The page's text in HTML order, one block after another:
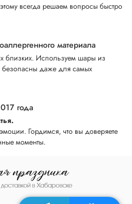
всегда решаем вопросы быстро
материала
близких. Используем шары из
даже для самых
года
Гордимся, что вы доверяете
моменты.